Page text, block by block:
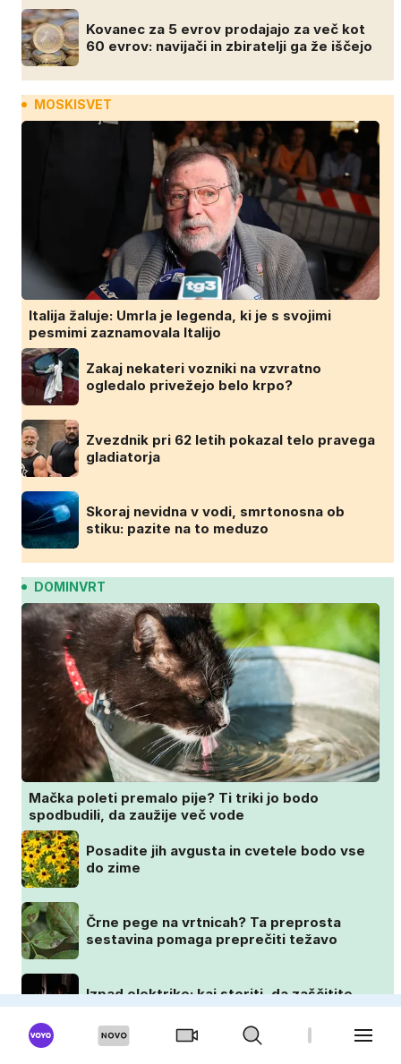
Kovanec za 5 evrov prodajajo za več kot
60 evrov: navijači in zbiratelji ga že iščejo
MOSKISVET
Italija žaluje: Umrla je legenda, ki je s svojimi
pesmimi zaznamovala Italijo
Zakaj nekateri vozniki na vzvratno
ogledalo privežejo belo krpo?
Zvezdnik pri 62 letih pokazal telo pravega
gladiatorja
Skoraj nevidna v vodi, smrtonosna ob
stiku: pazite na to meduzo
DOMINVRT
Mačka poleti premalo pije? Ti triki jo bodo
spodbudili, da zaužije več vode
Posadite jih avgusta in cvetele bodo vse
do zime
Črne pege na vrtnicah? Ta preprosta
sestavina pomaga preprečiti težavo
Izpad elektrike: kaj storiti, da zaščitite
dom, hrano in elektronske naprave